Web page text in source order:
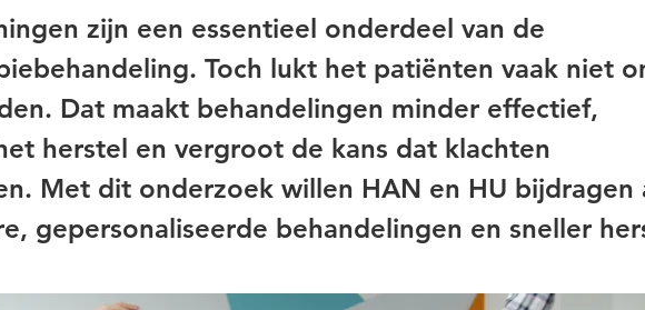
zijn een essentieel onderdeel van de
Toch lukt het patiënten vaak niet
Dat maakt behandelingen minder effectief,
herstel en vergroot de kans dat klachten
Met dit onderzoek willen HAN en HU bijdragen
gepersonaliseerde behandelingen en sneller